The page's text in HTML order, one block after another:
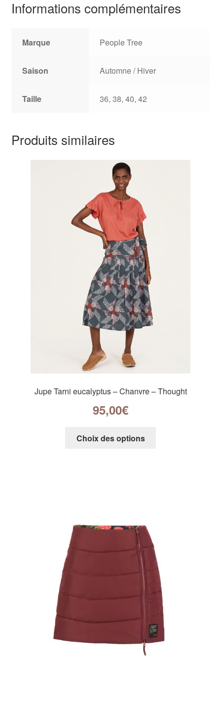
Informations complémentaires
Marque People Tree
Saison Automne / Hiver
Taille 36, 38, 40, 42
Produits similaires
Jupe Tarni eucalyptus – Chanvre – Thought
95,00€
Choix des options